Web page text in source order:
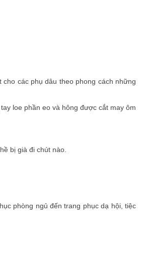
các phụ dâu theo phong cách những
loe phần eo và hông được cắt may ôm
bị già đi chút nào.
phòng ngủ đến trang phục dạ hội, tiệc